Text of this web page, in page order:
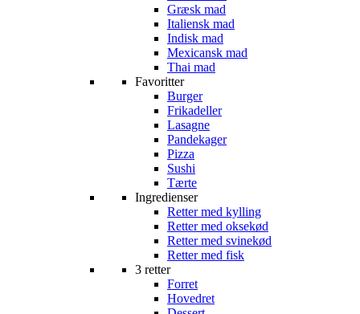
Græsk mad
Italiensk mad
Indisk mad
Mexicansk mad
Thai mad
Favoritter
Burger
Frikadeller
Lasagne
Pandekager
Pizza
Sushi
Tærte
Ingredienser
Retter med kylling
Retter med oksekød
Retter med svinekød
Retter med fisk
3 retter
Forret
Hovedret